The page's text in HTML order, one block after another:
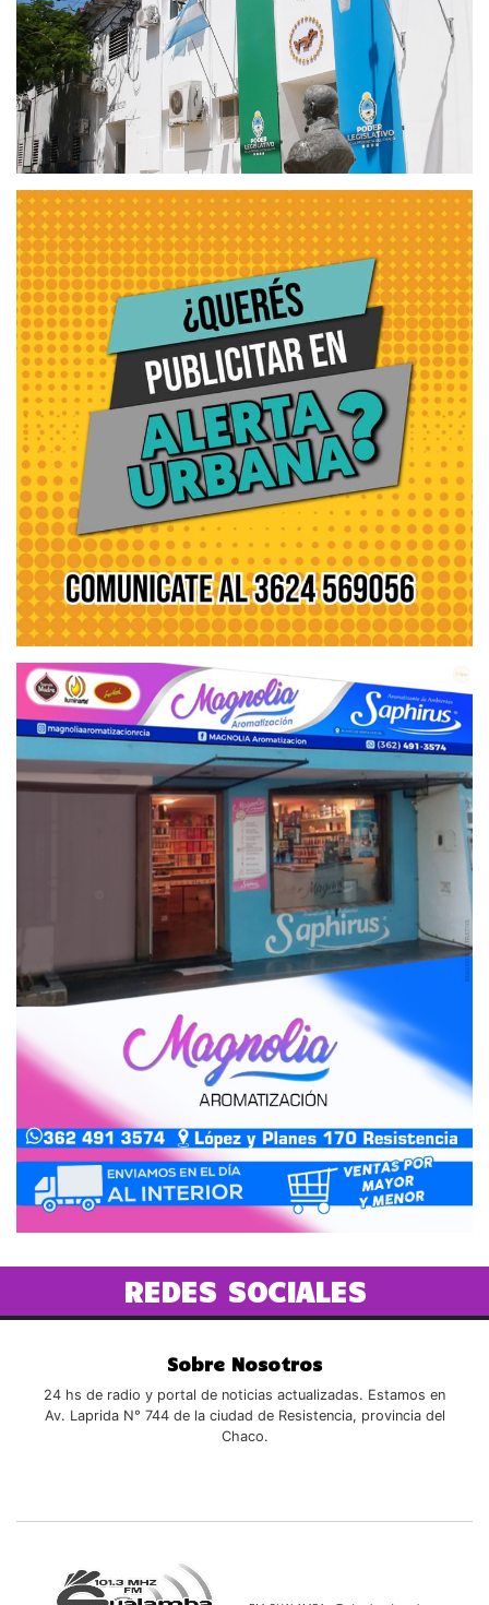
REDES SOCIALES
Sobre Nosotros
24 hs de radio y portal de noticias actualizadas. Estamos en
Av. Laprida N° 744 de la ciudad de Resistencia, provincia del
Chaco.